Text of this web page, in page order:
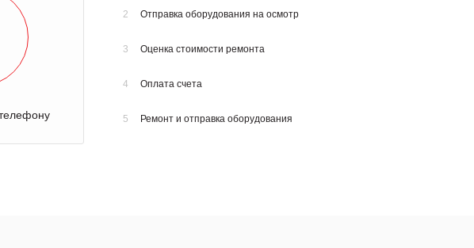
2 Отправка оборудования на осмотр
3 Оценка стоимости ремонта
4 Оплата счета
5 Ремонт и отправка оборудования